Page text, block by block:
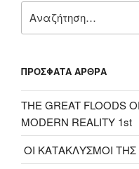
για:
ΠΡΌΣΦΑΤΑ ΆΡΘΡΑ
THE GREAT FLOODS
MODERN REALITY 1st
ΟΙ ΚΑΤΑΚΛΥΣΜΟΙ ΤΗΣ